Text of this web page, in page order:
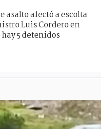
asalto afectó a escolta
Luis Cordero en
5 detenidos